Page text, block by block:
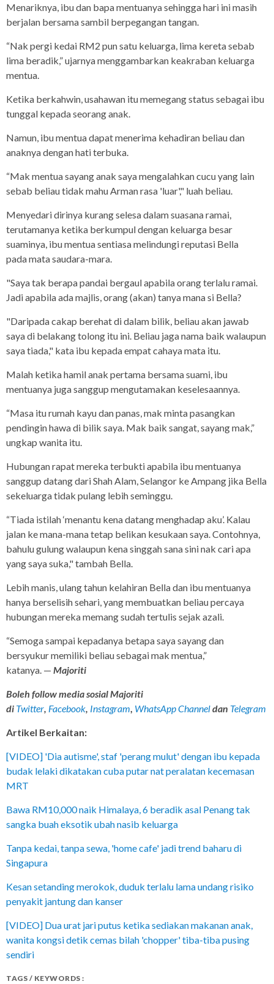
Menariknya, ibu dan bapa mentuanya sehingga hari ini masih
berjalan bersama sambil berpegangan tangan.
“Nak pergi kedai RM2 pun satu keluarga, lima kereta sebab
lima beradik,” ujarnya menggambarkan keakraban keluarga
mentua.
Ketika berkahwin, usahawan itu memegang status sebagai ibu
tunggal kepada seorang anak.
Namun, ibu mentua dapat menerima kehadiran beliau dan
anaknya dengan hati terbuka.
“Mak mentua sayang anak saya mengalahkan cucu yang lain
sebab beliau tidak mahu Arman rasa 'luar'," luah beliau.
Menyedari dirinya kurang selesa dalam suasana ramai,
terutamanya ketika berkumpul dengan keluarga besar
suaminya, ibu mentua sentiasa melindungi reputasi Bella
pada mata saudara-mara.
"Saya tak berapa pandai bergaul apabila orang terlalu ramai.
Jadi apabila ada majlis, orang (akan) tanya mana si Bella?
"Daripada cakap berehat di dalam bilik, beliau akan jawab
saya di belakang tolong itu ini. Beliau jaga nama baik walaupun
saya tiada," kata ibu kepada empat cahaya mata itu.
Malah ketika hamil anak pertama bersama suami, ibu
mentuanya juga sanggup mengutamakan keselesaannya.
“Masa itu rumah kayu dan panas, mak minta pasangkan
pendingin hawa di bilik saya. Mak baik sangat, sayang mak,”
ungkap wanita itu.
Hubungan rapat mereka terbukti apabila ibu mentuanya
sanggup datang dari Shah Alam, Selangor ke Ampang jika Bella
sekeluarga tidak pulang lebih seminggu.
“Tiada istilah ‘menantu kena datang menghadap aku’. Kalau
jalan ke mana-mana tetap belikan kesukaan saya. Contohnya,
bahulu gulung walaupun kena singgah sana sini nak cari apa
yang saya suka," tambah Bella.
Lebih manis, ulang tahun kelahiran Bella dan ibu mentuanya
hanya berselisih sehari, yang membuatkan beliau percaya
hubungan mereka memang sudah tertulis sejak azali.
“Semoga sampai kepadanya betapa saya sayang dan
bersyukur memiliki beliau sebagai mak mentua,”
katanya. — Majoriti
Boleh follow media sosial Majoriti
di Twitter, Facebook, Instagram, WhatsApp Channeldan Telegram
Artikel Berkaitan:
[VIDEO] 'Dia autisme', staf 'perang mulut' dengan ibu kepada
budak lelaki dikatakan cuba putar nat peralatan kecemasan
MRT
Bawa RM10,000 naik Himalaya, 6 beradik asal Penang tak
sangka buah eksotik ubah nasib keluarga
Tanpa kedai, tanpa sewa, 'home cafe' jadi trend baharu di
Singapura
Kesan setanding merokok, duduk terlalu lama undang risiko
penyakit jantung dan kanser
[VIDEO] Dua urat jari putus ketika sediakan makanan anak,
wanita kongsi detik cemas bilah 'chopper' tiba-tiba pusing
sendiri
TAGS / KEYWORDS :